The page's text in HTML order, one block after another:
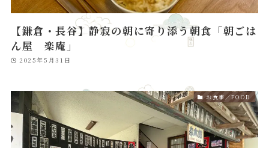
【鎌倉・長谷】静寂の朝に寄り添う朝食「朝ごは
ん屋 楽庵」
2025年5月31日
お食事／FOOD